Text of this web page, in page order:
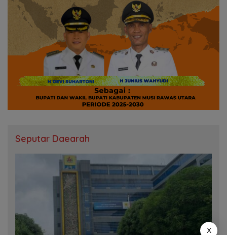
Seputar Daearah
X